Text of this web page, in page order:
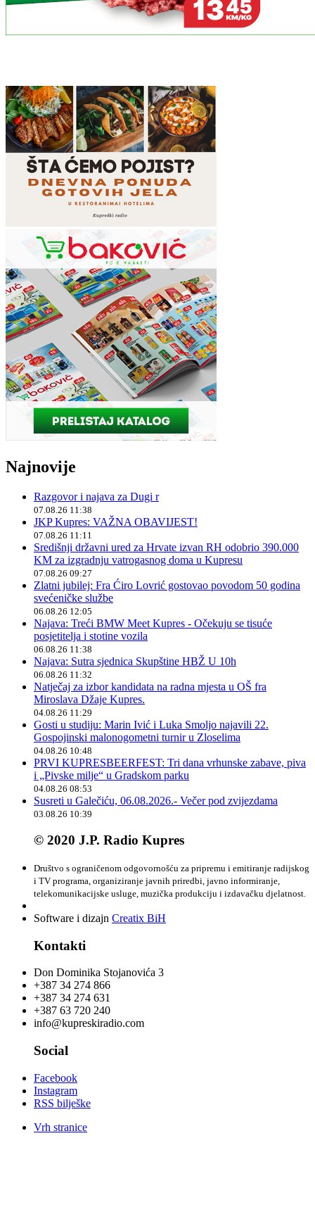
Najnovije
Razgovor i najava za Dugi r
07.08.26 11:38
JKP Kupres: VAŽNA OBAVIJEST!
07.08.26 11:11
Središnji državni ured za Hrvate izvan RH odobrio 390.000
KM za izgradnju vatrogasnog doma u Kupresu
07.08.26 09:27
Zlatni jubilej: Fra Ćiro Lovrić gostovao povodom 50 godina
svećeničke službe
06.08.26 12:05
Najava: Treći BMW Meet Kupres - Očekuju se tisuće
posjetitelja i stotine vozila
06.08.26 11:38
Najava: Sutra sjednica Skupštine HBŽ U 10h
06.08.26 11:32
Natječaj za izbor kandidata na radna mjesta u OŠ fra
Miroslava Džaje Kupres.
04.08.26 11:29
Gosti u studiju: Marin Ivić i Luka Smoljo najavili 22.
Gospojinski malonogometni turnir u Zloselima
04.08.26 10:48
PRVI KUPRESBEERFEST: Tri dana vrhunske zabave, piva
i „Pivske milje“ u Gradskom parku
04.08.26 08:53
Susreti u Galečiću, 06.08.2026.- Večer pod zvijezdama
03.08.26 10:39
© 2020 J.P. Radio Kupres
Društvo s ograničenom odgovornošću za pripremu i emitiranje radijskog
i TV programa, organiziranje javnih priredbi, javno informiranje,
telekomunikacijske usluge, muzička produkciju i izdavačku djelatnost.
Software i dizajn Creatix BiH
Kontakti
Don Dominika Stojanovića 3
+387 34 274 866
+387 34 274 631
+387 63 720 240
info@kupreskiradio.com
Social
Facebook
Instagram
RSS bilješke
Vrh stranice